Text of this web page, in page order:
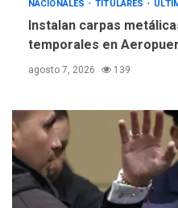
NACIONALES TITULARES
Instalan carpas
temporales en
agosto 7, 2026 139